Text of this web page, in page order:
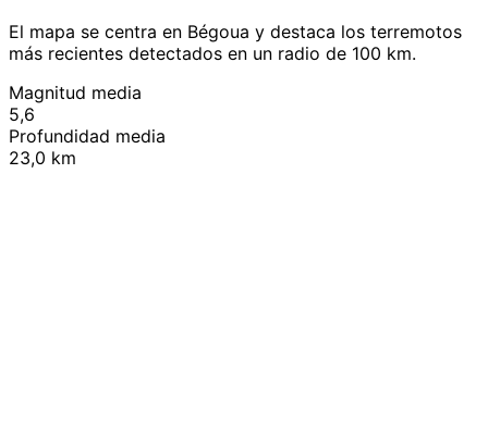
El mapa se centra en Bégoua y destaca los terremotos
más recientes detectados en un radio de 100 km.
Magnitud media
5,6
Profundidad media
23,0 km